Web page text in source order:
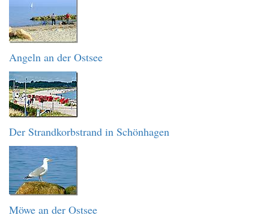
Angeln an der Ostsee
Der Strandkorbstrand in Schönhagen
Möwe an der Ostsee